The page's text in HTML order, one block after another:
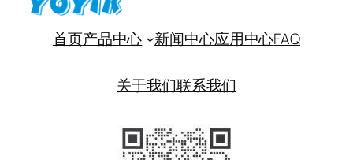
首页产品中心 新闻中心应用中心FAQ
关于我们联系我们